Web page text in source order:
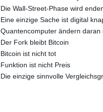
Die Wall-Street-Phase wird
Eine einzige Sache ist digital
Quantencomputer ändern daran
Der Fork bleibt Bitcoin
Bitcoin ist nicht tot
Funktion ist nicht Preis
Die einzige sinnvolle